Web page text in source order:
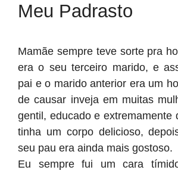
Meu Padrasto
Mamãe sempre teve sorte pra
era o seu terceiro marido, e
pai e o marido anterior era um
de causar inveja em muitas
gentil, educado e extremamente
tinha um corpo delicioso,
seu pau era ainda mais gostoso.
Eu sempre fui um cara